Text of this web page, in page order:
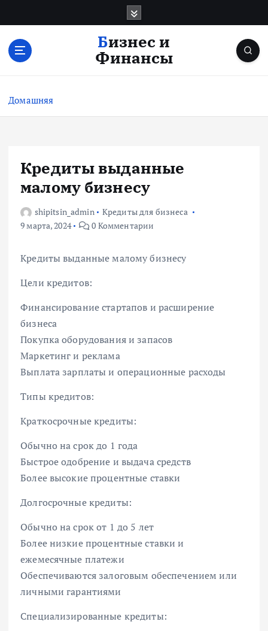
с
Бизнес и
Финансы
Домашняя
Кредиты выданные
малому бизнесу
shipitsin_admin
Кредиты для бизнеса
9 марта, 2024
0 Комментарии
Кредиты выданные малому бизнесу
Цели кредитов:
Финансирование стартапов и расширение
бизнеса
Покупка оборудования и запасов
Маркетинг и реклама
Выплата зарплаты и операционные расходы
Типы кредитов:
Краткосрочные кредиты:
Обычно на срок до 1 года
Быстрое одобрение и выдача средств
Более высокие процентные ставки
Долгосрочные кредиты:
Обычно на срок от 1 до 5 лет
Более низкие процентные ставки и
ежемесячные платежи
Обеспечиваются залоговым обеспечением или
личными гарантиями
Специализированные кредиты: